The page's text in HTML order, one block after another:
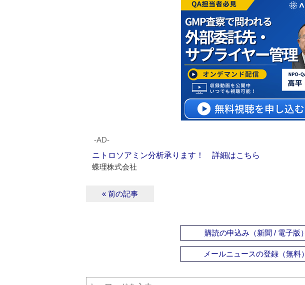
‐AD‐
ニトロソアミン分析承ります！ 詳細はこちら
蝶理株式会社
« 前の記事
購読の申込み（新聞 / 電子版）
メールニュースの登録（無料）